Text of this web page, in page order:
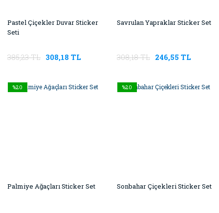
Pastel Çiçekler Duvar Sticker
Seti
385,23 TL 308,18 TL
Savrulan Yapraklar Sticker Set
308,18 TL 246,55 TL
%20
Palmiye Ağaçları Sticker Set
%20
Sonbahar Çiçekleri Sticker Set